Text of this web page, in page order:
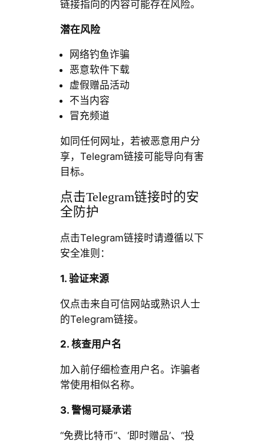
链接指向的内容可能存在风险。
潜在风险
网络钓鱼诈骗
恶意软件下载
虚假赠品活动
不当内容
冒充频道
如同任何网址，若被恶意用户分
享，Telegram链接可能导向有害
目标。
点击Telegram链接时的安
全防护
点击Telegram链接时请遵循以下
安全准则：
1. 验证来源
仅点击来自可信网站或熟识人士
的Telegram链接。
2. 核查用户名
加入前仔细检查用户名。诈骗者
常使用相似名称。
3. 警惕可疑承诺
“免费比特币”、‘即时赠品’、“投